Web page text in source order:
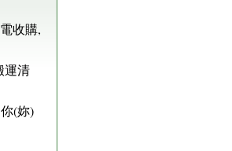
收購,
運清
(妳)